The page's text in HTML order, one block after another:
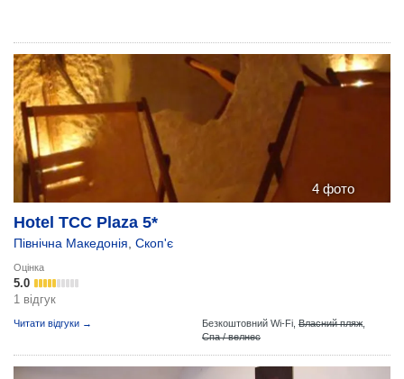
4 фото
Hotel TCC Plaza 5*
Північна Македонія Скоп'є
Оцінка
5.0
1 відгук
Читати відгуки → Безкоштовний Wi-Fi, Власний пляж
Спа / велнес